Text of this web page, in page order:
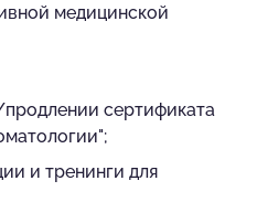
медицинской
сертификата
и тренинги для